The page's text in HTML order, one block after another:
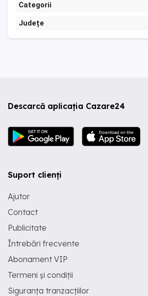
Categorii
Județe
Descarcă aplicația Cazare24
Suport clienți
Ajutor
Contact
Publicitate
Întrebări frecvente
Abonament VIP
Termeni și condiții
Siguranța tranzacțiilor